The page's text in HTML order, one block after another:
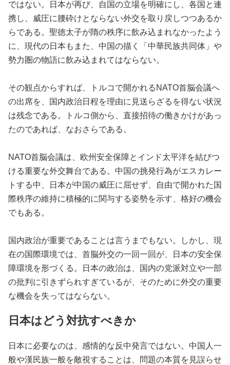
ではない。日本が再び、自国の立場を明確にし、各国と連
携し、威圧に腰砕けとならない外交を取り戻しつつあるか
らである。聖徳太子が隋の秩序に飲み込まれなかったよう
に、現代の日本もまた、中国の描く「中華民族共同体」や
勢力圏の物語に飲み込まれてはならない。
その観点からすれば、トルコで開かれるNATO首脳会議へ
の出席を、国内政治日程を理由に見送らざるを得ない状況
は残念である。トルコ側から、直接招待の働きかけがあっ
たのであれば、なおさらである。
NATO首脳会議は、欧州安全保障とインド太平洋を結びつ
ける重要な外交舞台である。中国の挑発行為がエスカレー
トする中、日本が中国の威圧に屈せず、自由で開かれた国
際秩序の維持に積極的に関与する姿勢を示す、格好の機会
でもある。
国内政治が重要であることは言うまでもない。しかし、現
在の国際環境では、首脳外交の一回一回が、日本の安全保
障環境を形づくる。日本の政治は、国内の党派対立や一部
の批判に引きずられすぎているが、そのために外交の重要
な機会を失ってはならない。
日本はどう対抗すべきか
日本に必要なのは、感情的な反中発言ではない。中国人一
般や漢民族一般を敵視することは、問題の本質を見誤らせ